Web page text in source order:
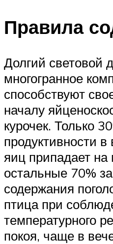
Правила
Долгий световой
многогранное
способствуют
началу
курочек. Только
продуктивности
яиц припадает на
остальные 70%
содержания
птица при
температурного
покоя, чаще в